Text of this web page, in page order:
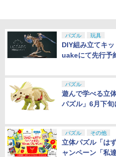
パズル 玩具
DIY組み立てキ
uakeにて先行予
パズル
遊んで学べる立
パズル」6月下旬
パズル その他
立体パズル「は
ャンペーン「私